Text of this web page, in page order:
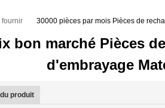
fournir 30000 pièces par mois Pièces de
bon marché Pièces
d'embrayage
produit